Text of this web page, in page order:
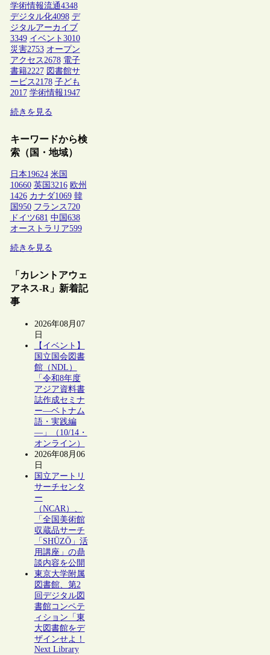
学術情報流通4348
デジタル化4098 デ
ジタルアーカイブ
3349 イベント 3010
災害2753 オープン
アクセス 2678 電子
書籍2227 図書館サ
ービス 2178 子ども
2017 学術情報1947
続きを見る
キーワードから検
索（国・地域）
日本19624 米国
10660 英国 3216 欧州
1426 カナダ1069 韓
国 950 フランス 720
ドイツ681 中国 638
オーストラリア599
続きを見る
「カレントアウェ
アネス-R」新着記
事
2026年08月07
日
【イベント】
国立国会図書
館（NDL）
「令和8年度
アジア資料書
誌作成セミナ
ー―ベトナム
語・実践編
―」（10/14・
オンライン）
2026年08月06
日
国立アートリ
サーチセンタ
ー
（NCAR）、
「全国美術館
収蔵品サーチ
「SHŪZŌ」活
用講座」の鼎
談内容を公開
東京大学附属
図書館、第2
回デジタル図
書館コンペテ
ィション「東
大図書館をデ
ザインせよ！
Next Library